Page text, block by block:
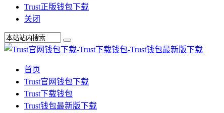
Trust正版钱包下载
关闭
首页
Trust官网钱包下载
Trust下载钱包
Trust钱包最新版下载